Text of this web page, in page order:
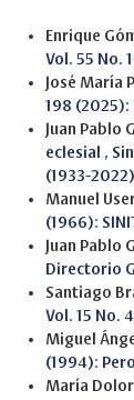
Enrique
Vol. 55 No.
José María
198 (2025):
Juan Pablo
eclesial ,
(1933-2022)
Manuel
(1966):
Juan Pablo
Directorio
Santiago
Vol. 15 No.
Miguel
(1994):
María